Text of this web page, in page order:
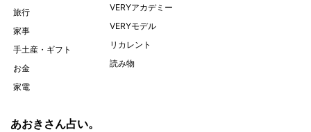
旅行
家事
手土産・ギフト
お金
家電
VERYアカデミー
VERYモデル
リカレント
読み物
あおきさん占い。